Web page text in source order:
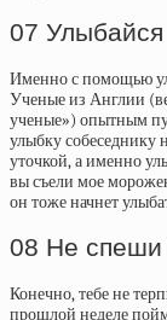
07 Улыбайся
Именно с помощью
Ученые из Англии
ученые») опытным
улыбку собеседнику
уточкой, а именно
вы съели мое
он тоже начнет
08 Не спеши
Конечно, тебе не
прошлой неделе